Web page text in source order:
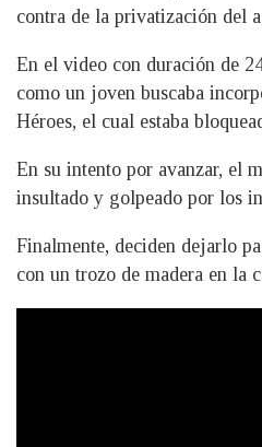
contra de la privatización del
En el video con duración de
como un joven buscaba
Héroes, el cual estaba
En su intento por avanzar, el
insultado y golpeado por los
Finalmente, deciden dejarlo
con un trozo de madera en la